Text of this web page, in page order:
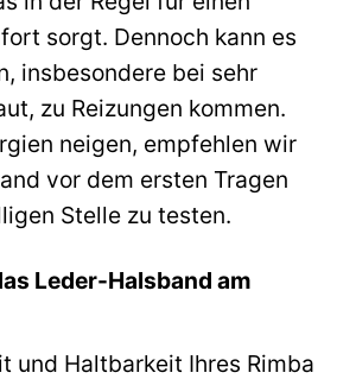
sorgt. Dennoch kann es
insbesondere bei sehr
zu Reizungen kommen.
neigen, empfehlen wir
vor dem ersten Tragen
Stelle zu testen.
Leder-Halsband am
und Haltbarkeit Ihres Rimba